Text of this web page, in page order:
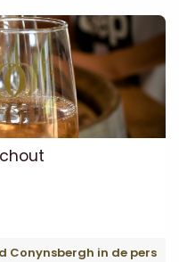
Conynsbergh in de pers